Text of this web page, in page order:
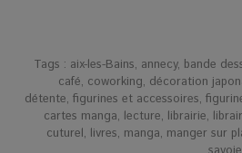
Tags : aix-les-Bains, annecy, bande
café, coworking, décoration
détente, figurines et accessoires,
cartes manga, lecture, librairie,
cuturel, livres, manga, manger sur